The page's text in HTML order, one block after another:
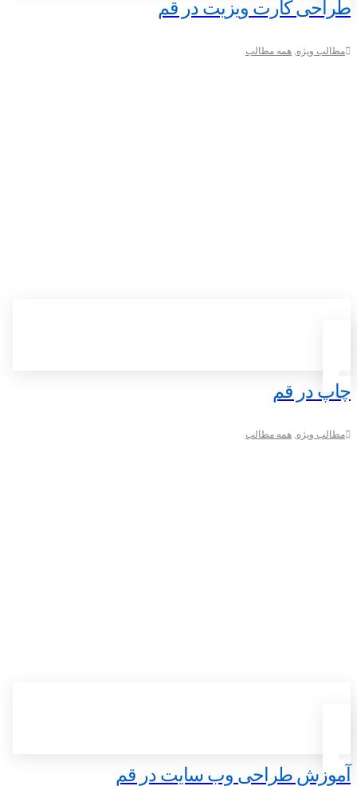
طراحی کارت ویزیت در قم
مطالب ویژه, همه مطالب
چاپ در قم
مطالب ویژه, همه مطالب
آموزش طراحی وب سایت در قم